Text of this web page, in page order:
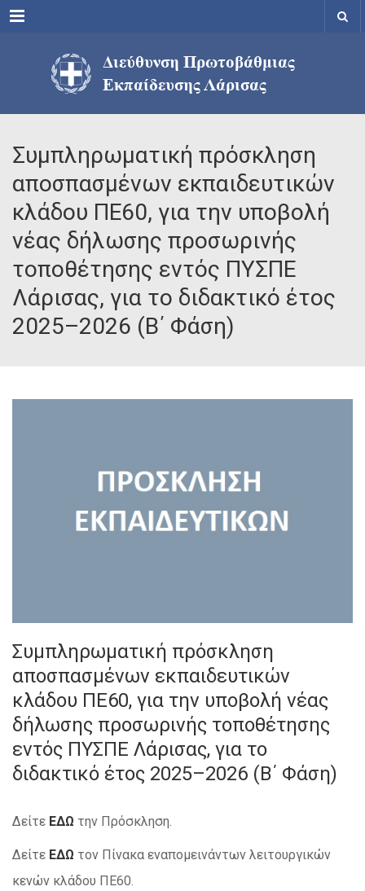
Menu
Συμπληρωματική πρόσκληση
αποσπασμένων εκπαιδευτικών
κλάδου ΠΕ60, για την υποβολή
νέας δήλωσης προσωρινής
τοποθέτησης εντός ΠΥΣΠΕ
Λάρισας, για το διδακτικό έτος
2025–2026 (Β΄ Φάση)
Συμπληρωματική πρόσκληση
αποσπασμένων εκπαιδευτικών
κλάδου ΠΕ60, για την υποβολή νέας
δήλωσης προσωρινής τοποθέτησης
εντός ΠΥΣΠΕ Λάρισας, για το
διδακτικό έτος 2025–2026 (Β΄ Φάση)
Δείτε ΕΔΩ την Πρόσκληση.
Δείτε ΕΔΩ τον Πίνακα εναπομεινάντων λειτουργικών
κενών κλάδου ΠΕ60.